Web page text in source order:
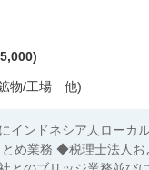
物/工場 他)
め業務 ◆税理士法人